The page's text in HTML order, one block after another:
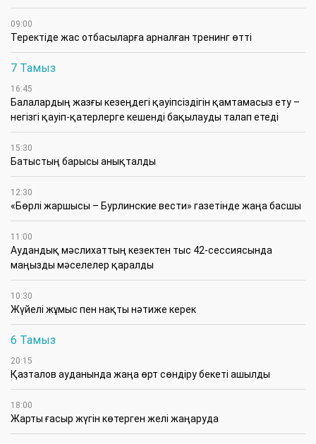
09:00
​Теректіде жас отбасыларға арналған тренинг өтті
7 Тамыз
16:45
Балалардың жазғы кезеңдегі қауіпсіздігін қамтамасыз ету –
негізгі қауіп-қатерлерге кешенді бақылауды талап етеді
15:30
Батыстың барысы анықталды
12:30
«Бөрлі жаршысы – Бурлинские вести» газетінде жаңа басшы
11:00
Аудандық мәслихаттың кезектен тыс 42-сессиясында
маңызды мәселелер қаралды
10:30
Жүйелі жұмыс пен нақты нәтиже керек
6 Тамыз
20:15
Қазталов ауданында жаңа өрт сөндіру бекеті ашылды
18:00
Жарты ғасыр жүгін көтерген желі жаңаруда